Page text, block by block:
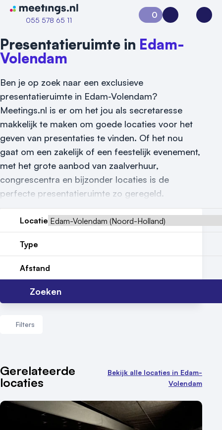
Naar home van Meetings
055 578 65 11
Vraag locatie aan
Locatiegids
Meld locatie aan
Reviews (5⭐️)
Contact
0
Aanvraag 0Inloggen
Presentatieruimte in Edam-
Volendam
Ben je op zoek naar een exclusieve
presentatieruimte in Edam-Volendam?
Meetings.nl is er om het jou als secretaresse
makkelijk te maken om goede locaties voor het
geven van presentaties te vinden. Of het nou
gaat om een zakelijk of een feestelijk evenement,
met het grote aanbod van zaalverhuur,
congrescentra en bijzonder locaties is de
perfecte presentatieruimte zo geregeld.
Locatie
Type
Afstand
Zoeken
Filters
Aantal zalen
1 - 5 zalen
10 of meer zalen
Aantal personen
Gerelateerde
locaties
Bekijk alle locaties in Edam-
Volendam